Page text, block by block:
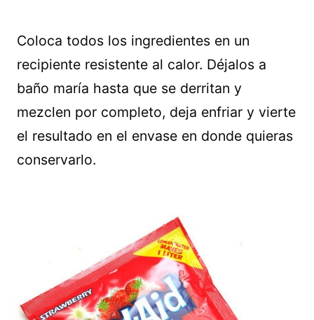
Coloca todos los ingredientes en un
recipiente resistente al calor. Déjalos a
baño maría hasta que se derritan y
mezclen por completo, deja enfriar y vierte
el resultado en el envase en donde quieras
conservarlo.